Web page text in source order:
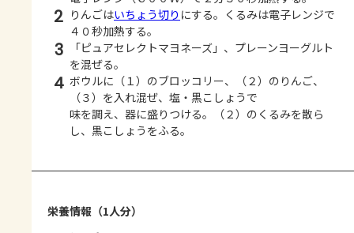
2 りんごはいちょう切り にする。くるみは電子レンジで
４０秒加熱する。
3
「ピュアセレクトマヨネーズ」、プレーンヨーグルト
を混ぜる。
4 ボウルに（１）のブロッコリー、（２）のりんご、
（３）を入れ混ぜ、塩・黒こしょうで
味を調え、器に盛りつける。（２）のくるみを散ら
し、黒こしょうをふる。
栄養情報（1人分）